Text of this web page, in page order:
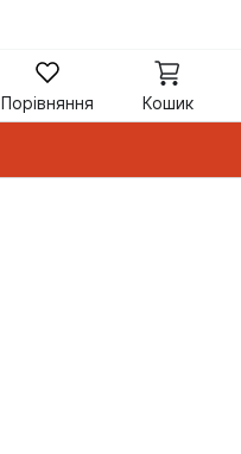
Порівняння Кошик